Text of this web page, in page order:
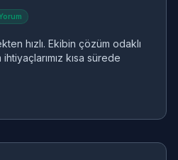
hızlı. Ekibin çözüm odaklı
kısa sürede